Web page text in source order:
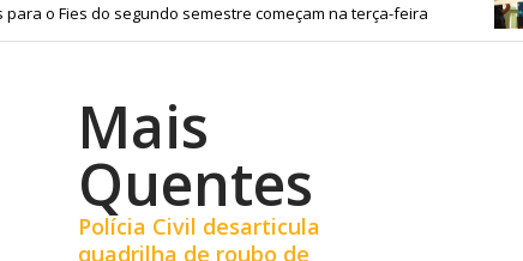
o Fies do segundo semestre começam na terça-feira
Mais
Quentes
Polícia Civil desarticula
quadrilha de roubo de